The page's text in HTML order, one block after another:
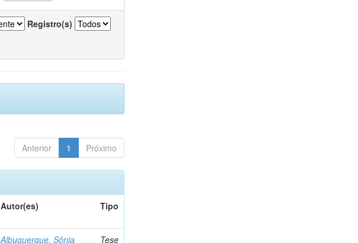
Registro(s)
Anterior 1 Próximo
Autor(es) Tipo
Albuquerque, Sônia Tese